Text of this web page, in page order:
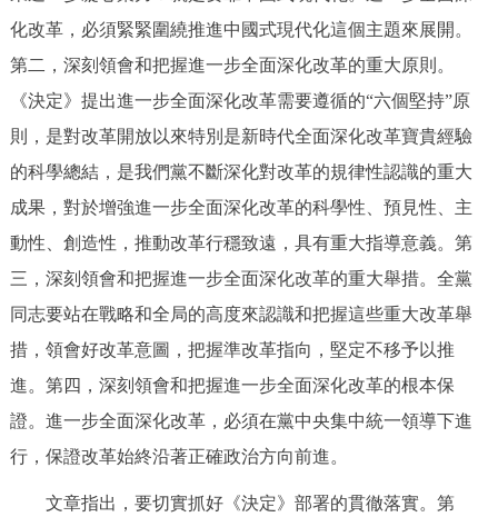
12345網上接訴即辦 我要諮詢 我要建議
參與調查 線上訪談 圖説互動
北京概況 十六區概覽 人文北京
綠色北京 圖説北京 視頻北京
ENGLISH 한국어 日本語
DEUTSCH FRANÇAIS РУССКИЙ ЯЗЫК
化改革，必須緊緊圍繞推進中國式現代化這個主題來展開。
第二，深刻領會和把握進一步全面深化改革的重大原則。
《決定》提出進一步全面深化改革需要遵循的“六個堅持”原
則，是對改革開放以來特別是新時代全面深化改革寶貴經驗
的科學總結，是我們黨不斷深化對改革的規律性認識的重大
成果，對於增強進一步全面深化改革的科學性、預見性、主
動性、創造性，推動改革行穩致遠，具有重大指導意義。第
三，深刻領會和把握進一步全面深化改革的重大舉措。全黨
同志要站在戰略和全局的高度來認識和把握這些重大改革舉
措，領會好改革意圖，把握準改革指向，堅定不移予以推
進。第四，深刻領會和把握進一步全面深化改革的根本保
證。進一步全面深化改革，必須在黨中央集中統一領導下進
行，保證改革始終沿著正確政治方向前進。
文章指出，要切實抓好《決定》部署的貫徹落實。第